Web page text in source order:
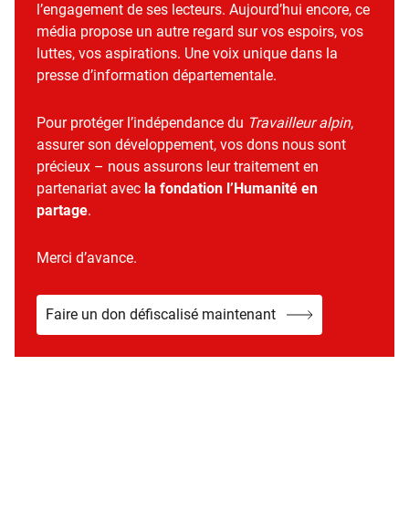
l’engagement de ses lecteurs. Aujourd’hui encore, ce
média propose un autre regard sur vos espoirs, vos
luttes, vos aspirations. Une voix unique dans la
presse d’information départementale.
Pour protéger l’indépendance du Travailleur alpin,
assurer son développement, vos dons nous sont
précieux – nous assurons leur traitement en
partenariat avec la fondation l’Humanité en
partage.
Merci d’avance.
Faire un don défiscalisé maintenant